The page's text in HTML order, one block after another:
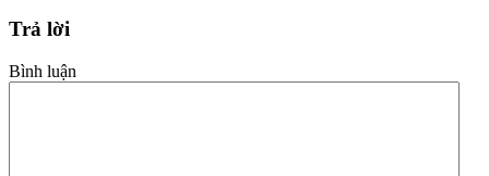
Trả lời
Bình luận